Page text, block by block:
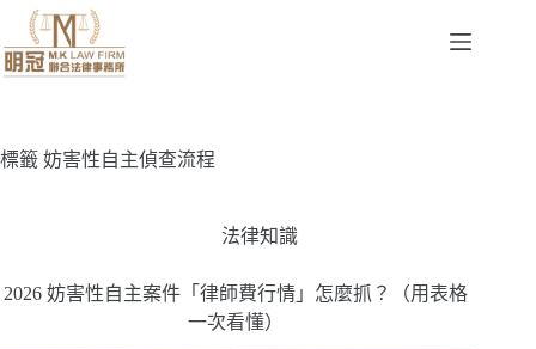
標籤 妨害性自主偵查流程
法律知識
2026 妨害性自主案件「律師費行情」怎麼抓？（用表格
一次看懂）